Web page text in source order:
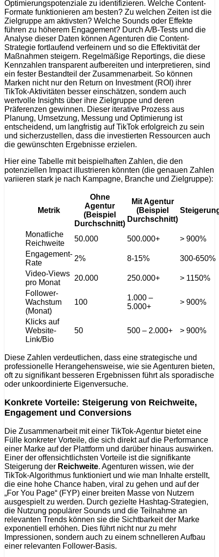
Optimierungspotenziale zu identifizieren. Welche Content-
Formate funktionieren am besten? Zu welchen Zeiten ist die
Zielgruppe am aktivsten? Welche Sounds oder Effekte
führen zu höherem Engagement? Durch A/B-Tests und die
Analyse dieser Daten können Agenturen die Content-
Strategie fortlaufend verfeinern und so die Effektivität der
Maßnahmen steigern. Regelmäßige Reportings, die diese
Kennzahlen transparent aufbereiten und interpretieren, sind
ein fester Bestandteil der Zusammenarbeit. So können
Marken nicht nur den Return on Investment (ROI) ihrer
TikTok-Aktivitäten besser einschätzen, sondern auch
wertvolle Insights über ihre Zielgruppe und deren
Präferenzen gewinnen. Dieser iterative Prozess aus
Planung, Umsetzung, Messung und Optimierung ist
entscheidend, um langfristig auf TikTok erfolgreich zu sein
und sicherzustellen, dass die investierten Ressourcen auch
die gewünschten Ergebnisse erzielen.
Hier eine Tabelle mit beispielhaften Zahlen, die den
potenziellen Impact illustrieren könnten (die genauen Zahlen
variieren stark je nach Kampagne, Branche und Zielgruppe):
Metrik
Ohne
Agentur
(Beispiel
Durchschnitt)
Mit Agentur
(Beispiel
Durchschnitt)
Monatliche
Reichweite
50.000 500.000+
> 900%
Engagement-
Rate
2% 8-15%
300-650%
Video-Views
pro Monat
20.000 250.000+
> 1150%
Follower-
Wachstum
(Monat)
100
1.000 –
5.000+
> 900%
Klicks auf
Website-
Link/Bio
50 500 – 2.000+ > 900%
Diese Zahlen verdeutlichen, dass eine strategische und
professionelle Herangehensweise, wie sie Agenturen bieten,
oft zu signifikant besseren Ergebnissen führt als sporadische
oder unkoordinierte Eigenversuche.
Konkrete Vorteile: Steigerung von Reichweite,
Engagement und Conversions
Die Zusammenarbeit mit einer TikTok-Agentur bietet eine
Fülle konkreter Vorteile, die sich direkt auf die Performance
einer Marke auf der Plattform und darüber hinaus auswirken.
Einer der offensichtlichsten Vorteile ist die signifikante
Steigerung der Reichweite. Agenturen wissen, wie der
TikTok-Algorithmus funktioniert und wie man Inhalte erstellt,
die eine hohe Chance haben, viral zu gehen und auf der
„For You Page“ (FYP) einer breiten Masse von Nutzern
ausgespielt zu werden. Durch gezielte Hashtag-Strategien,
die Nutzung populärer Sounds und die Teilnahme an
relevanten Trends können sie die Sichtbarkeit der Marke
exponentiell erhöhen. Dies führt nicht nur zu mehr
Impressionen, sondern auch zu einem schnelleren Aufbau
einer relevanten Follower-Basis.